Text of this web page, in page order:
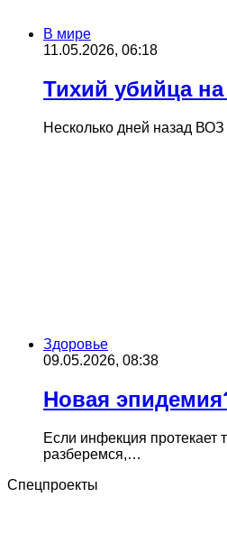
В мире
11.05.2026, 06:18
Тихий убийца
Несколько дней назад
Здоровье
09.05.2026, 08:38
Новая
Если инфекция протекает
разберемся,…
Спецпроекты